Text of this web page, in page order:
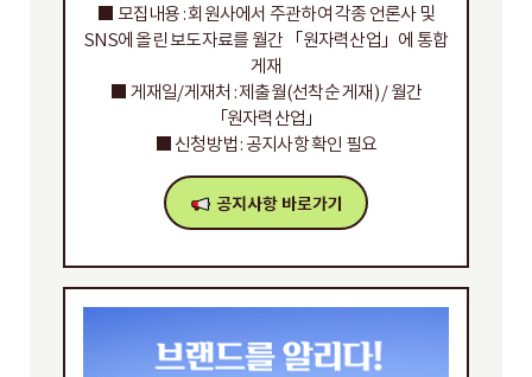
■ 모집내용 : 회원사에서 주관하여 각종 언론사 및
SNS에 올린 보도자료를 월간 「원자력산업」에 통합
게재
■ 게재일/게재처 : 제출월(선착순 게재) / 월간
「원자력산업」
■ 신청방법 : 공지사항 확인 필요